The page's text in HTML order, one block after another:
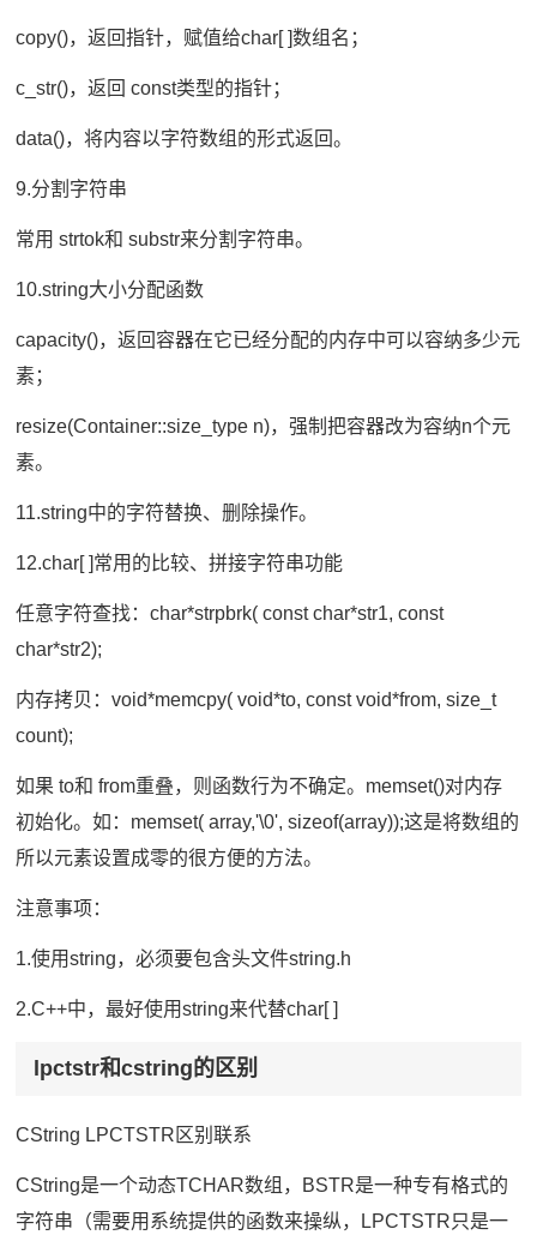
copy()，返回指针，赋值给char[ ]数组名；
c_str()，返回 const类型的指针；
data()，将内容以字符数组的形式返回。
9.分割字符串
常用 strtok和 substr来分割字符串。
10.string大小分配函数
capacity()，返回容器在它已经分配的内存中可以容纳多少元
素；
resize(Container::size_type n)，强制把容器改为容纳n个元
素。
11.string中的字符替换、删除操作。
12.char[ ]常用的比较、拼接字符串功能
任意字符查找：char*strpbrk( const char*str1, const
char*str2);
内存拷贝：void*memcpy( void*to, const void*from, size_t
count);
如果 to和 from重叠，则函数行为不确定。memset()对内存
初始化。如：memset( array,'\0', sizeof(array));这是将数组的
所以元素设置成零的很方便的方法。
注意事项：
1.使用string，必须要包含头文件string.h
2.C++中，最好使用string来代替char[ ]
lpctstr和cstring的区别
CString LPCTSTR区别联系
CString是一个动态TCHAR数组，BSTR是一种专有格式的
字符串（需要用系统提供的函数来操纵，LPCTSTR只是一